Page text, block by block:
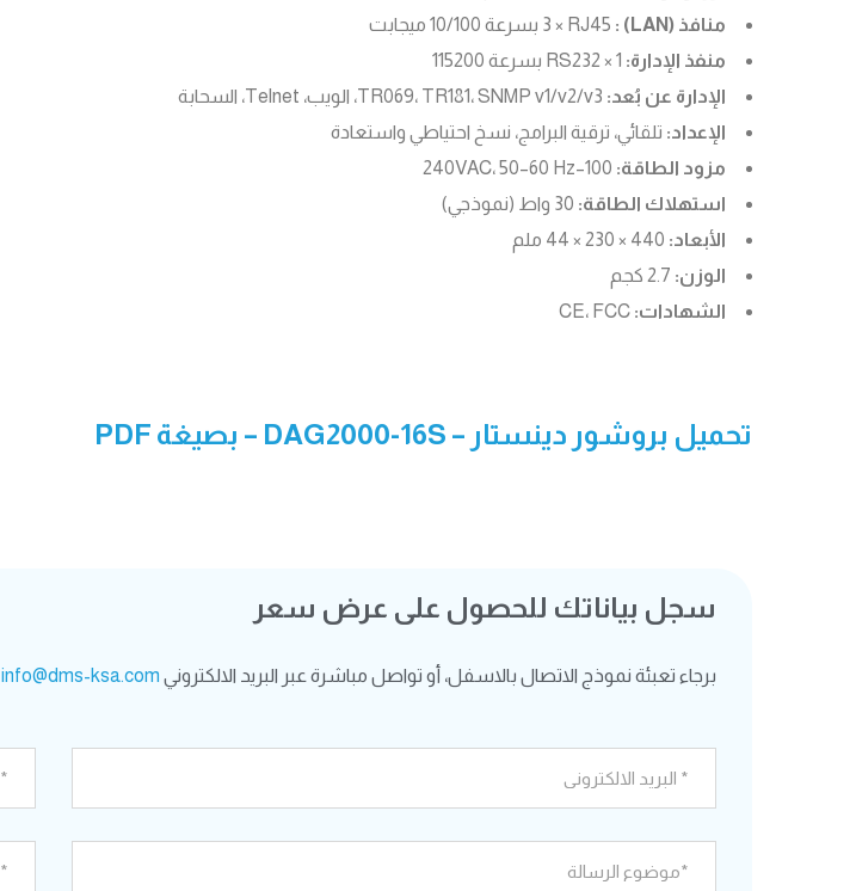
منافذ (LAN) :
منفذ الإدارة:
الإدارة عن بُعد:
الإعداد: تلقائي، ترقية البرامج، نسخ احتياطي واستعادة
مزود الطاقة:
استهلاك الطاقة:
الأبعاد:
الوزن:
الشهادات:
تحميل بروشور دينستار – DAG2000-16S – بصيغة PDF
سجل بياناتك للحصول على عرض سعر
برجاء تعبئة نموذج الاتصال بالاسفل، أو تواصل مباشرة عبر البريد الالكتروني info@dms-ksa.com